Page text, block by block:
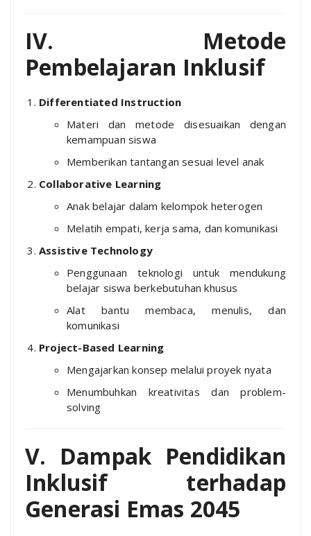
IV. Metode
Pembelajaran Inklusif
Differentiated Instruction
Materi dan metode disesuaikan dengan
kemampuan siswa
Memberikan tantangan sesuai level anak
Collaborative Learning
Anak belajar dalam kelompok heterogen
Melatih empati, kerja sama, dan komunikasi
Assistive Technology
Penggunaan teknologi untuk mendukung
belajar siswa berkebutuhan khusus
Alat bantu membaca, menulis, dan
komunikasi
Project-Based Learning
Mengajarkan konsep melalui proyek nyata
Menumbuhkan kreativitas dan problem-
solving
V. Dampak Pendidikan
Inklusif terhadap
Generasi Emas 2045